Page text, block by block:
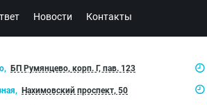
Новости Контакты
БП Румянцево, корп. Г, пав. 123
Нахимовский проспект, 50